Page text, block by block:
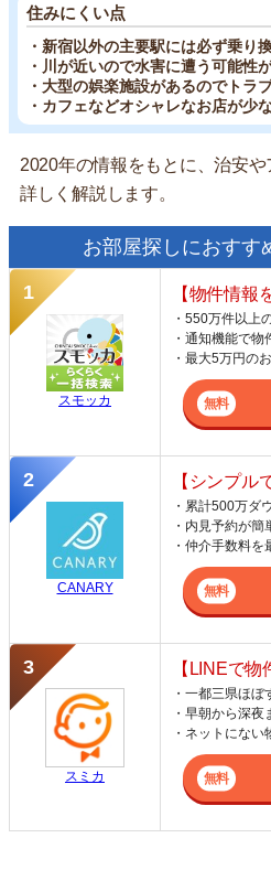
住みにくい点
・新宿以外の主要駅には必ず乗り
・川が近いので水害に遭う可能性
・大型の娯楽施設があるのでトラ
・カフェなどオシャレなお店が少
2020年の情報をもとに、治安
詳しく解説します。
お部屋探しにおすす
スモッカ
【物件情報
・550万件以上
・通知機能で
・最大5万円の
CANARY
【シンプル
・累計500万ダ
・内見予約が簡
・仲介手数料を
スミカ
【LINEで物
・一都三県ほ
・早朝から深夜
・ネットにな